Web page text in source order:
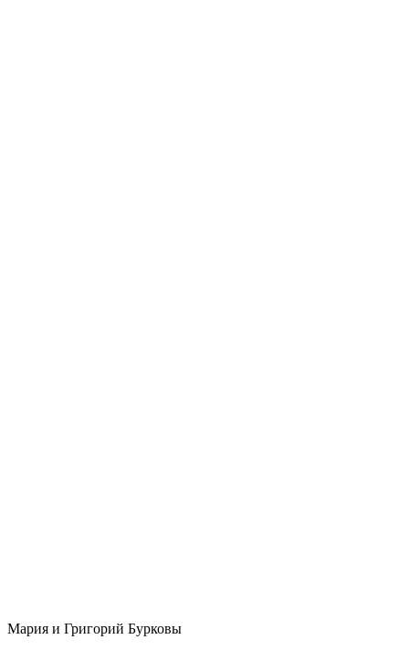
Мария и Григорий Бурковы